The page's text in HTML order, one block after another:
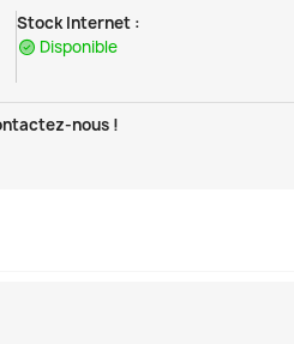
Stock Internet :
Disponible
nous !